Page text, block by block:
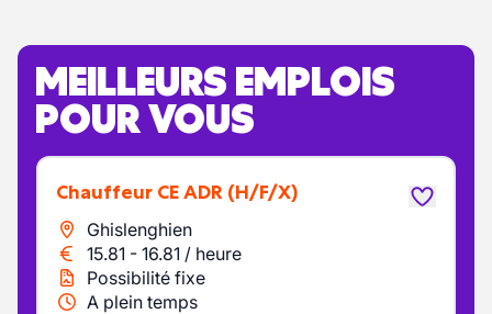
MEILLEURS EMPLOIS
POUR VOUS
Chauffeur CE ADR (H/F/X)
Ghislenghien
15.81 - 16.81 / heure
Possibilité fixe
A plein temps